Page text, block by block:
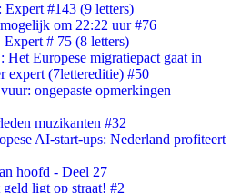
Expert #143 (9 letters)
om 22:22 uur #76
Expert # 75 (8 letters)
Het Europese migratiepact gaat in
expert (7lettereditie) #50
ongepaste opmerkingen
muzikanten #32
AI-start-ups: Nederland profiteert
hoofd - Deel 27
ligt op straat! #2